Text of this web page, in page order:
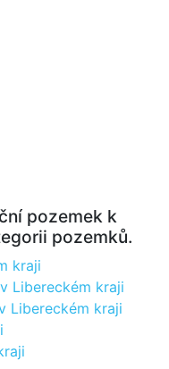
pozemek k
pozemků.
kraji
Libereckém kraji
Libereckém kraji